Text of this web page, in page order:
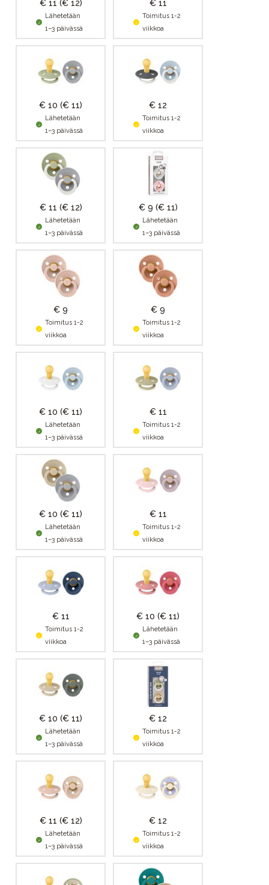
€ 11 (€ 12)
Lähetetään
1–3 päivässä
€ 11
Toimitus 1-2
viikkoa
€ 10 (€ 11)
Lähetetään
1–3 päivässä
€ 12
Toimitus 1-2
viikkoa
€ 11 (€ 12)
Lähetetään
1–3 päivässä
€ 9 (€ 11)
Lähetetään
1–3 päivässä
€ 9
Toimitus 1-2
viikkoa
€ 9
Toimitus 1-2
viikkoa
€ 10 (€ 11)
Lähetetään
1–3 päivässä
€ 11
Toimitus 1-2
viikkoa
€ 10 (€ 11)
Lähetetään
1–3 päivässä
€ 11
Toimitus 1-2
viikkoa
€ 11
Toimitus 1-2
viikkoa
€ 10 (€ 11)
Lähetetään
1–3 päivässä
€ 10 (€ 11)
Lähetetään
1–3 päivässä
€ 12
Toimitus 1-2
viikkoa
€ 11 (€ 12)
Lähetetään
1–3 päivässä
€ 12
Toimitus 1-2
viikkoa